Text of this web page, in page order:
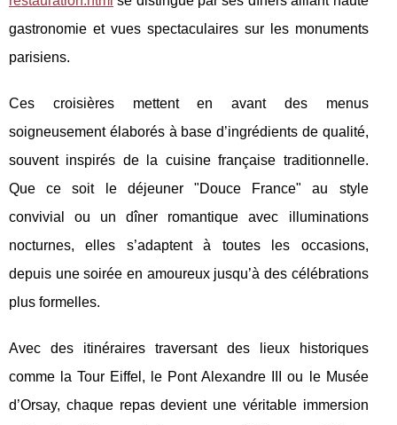
gastronomie et vues spectaculaires sur les monuments
parisiens.
Ces croisières mettent en avant des menus
soigneusement élaborés à base d’ingrédients de qualité,
souvent inspirés de la cuisine française traditionnelle.
Que ce soit le déjeuner "Douce France" au style
convivial ou un dîner romantique avec illuminations
nocturnes, elles s’adaptent à toutes les occasions,
depuis une soirée en amoureux jusqu’à des célébrations
plus formelles.
Avec des itinéraires traversant des lieux historiques
comme la Tour Eiffel, le Pont Alexandre III ou le Musée
d’Orsay, chaque repas devient une véritable immersion